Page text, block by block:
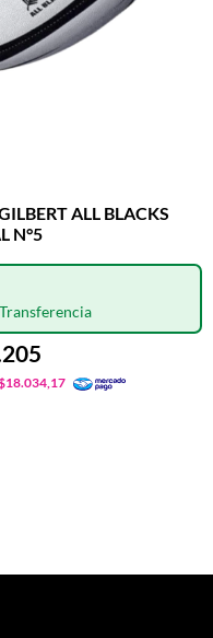
ALL BLACKS
N°5